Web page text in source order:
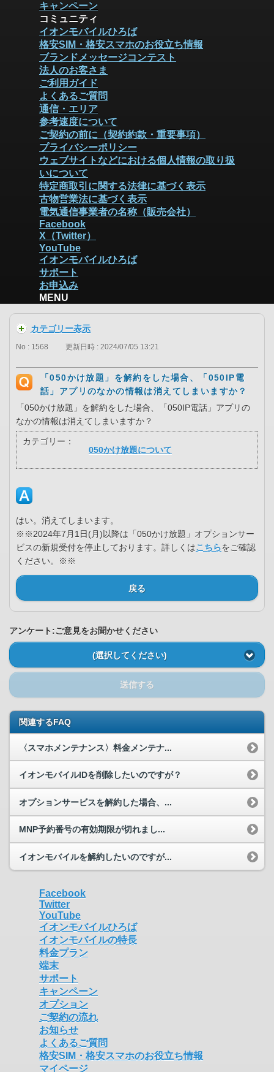
キャンペーン
コミュニティ
イオンモバイルひろば
格安SIM・格安スマホのお役立ち情報
ブランドメッセージコンテスト
法人のお客さま
ご利用ガイド
よくあるご質問
通信・エリア
参考速度について
ご契約の前に（契約約款・重要事項）
プライバシーポリシー
ウェブサイトなどにおける個人情報の取り扱
いについて
特定商取引に関する法律に基づく表示
古物営業法に基づく表示
電気通信事業者の名称（販売会社）
Facebook
X（Twitter）
YouTube
イオンモバイルひろば
サポート
お申込み
MENU
カテゴリー表示
No : 1568 更新日時 : 2024/07/05 13:21
「050かけ放題」を解約をした場合、「050IP電
話」アプリのなかの情報は消えてしまいますか？
「050かけ放題」を解約をした場合、「050IP電話」アプリの
なかの情報は消えてしまいますか？
カテゴリー：
050かけ放題について
はい。消えてしまいます。
※※2024年7月1日(月)以降は「050かけ放題」オプションサー
ビスの新規受付を停止しております。詳しくはこちらをご確認
ください。※※
戻る
アンケート:ご意見をお聞かせください
(選択してください)
送信する
関連するFAQ
〈スマホメンテナンス〉料金メンテナ...
イオンモバイルIDを削除したいのですが？
オプションサービスを解約した場合、...
MNP予約番号の有効期限が切れまし...
イオンモバイルを解約したいのですが...
Facebook
Twitter
YouTube
イオンモバイルひろば
イオンモバイルの特長
料金プラン
端末
サポート
キャンペーン
オプション
ご契約の流れ
お知らせ
よくあるご質問
格安SIM・格安スマホのお役立ち情報
マイページ